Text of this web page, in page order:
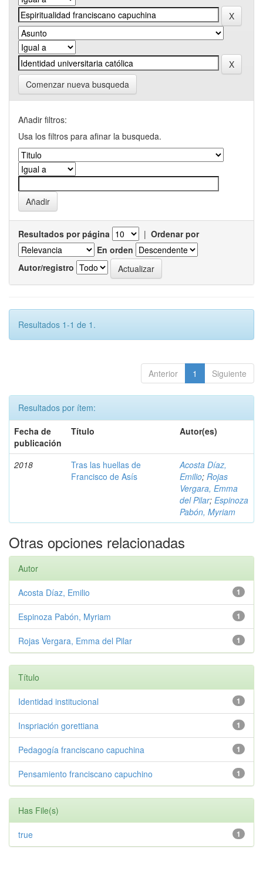
Comenzar nueva busqueda
Añadir filtros:
Usa los filtros para afinar la busqueda.
Resultados por página | Ordenar por
En orden
Autor/registro
Resultados 1-1 de 1.
Anterior 1 Siguiente
Resultados por ítem:
Fecha de
publicación
Título Autor(es)
2018
Tras las huellas de
Francisco de Asís
Acosta Díaz,
Emilio; Rojas
Vergara, Emma
del Pilar; Espinoza
Pabón, Myriam
Otras opciones relacionadas
Autor
1
Acosta Díaz, Emilio
1
Espinoza Pabón, Myriam
1
Rojas Vergara, Emma del Pilar
Título
1
Identidad institucional
1
Inspriación gorettiana
1
Pedagogía franciscano capuchina
1
Pensamiento franciscano capuchino
Has File(s)
1
true